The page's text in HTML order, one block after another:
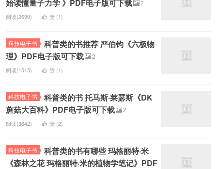
始读懂量子力学 》PDF电子版可下载
2
阅读(2690) 赞 (1)
科技电子书
科普类的书推荐 严伯钧《六极物
理》PDF电子版可下载
2
阅读(1515) 赞 (1)
科技电子书
科普类的书 托马斯·莱瑟斯《DK
蘑菇大百科》PDF电子版可下载
2
阅读(3642) 赞 (2)
科技电子书
科普类的书有哪些 玛格丽特·米
《森林之花 玛格丽特·米的植物学笔记》PDF